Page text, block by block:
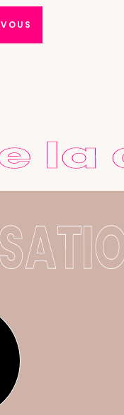
de